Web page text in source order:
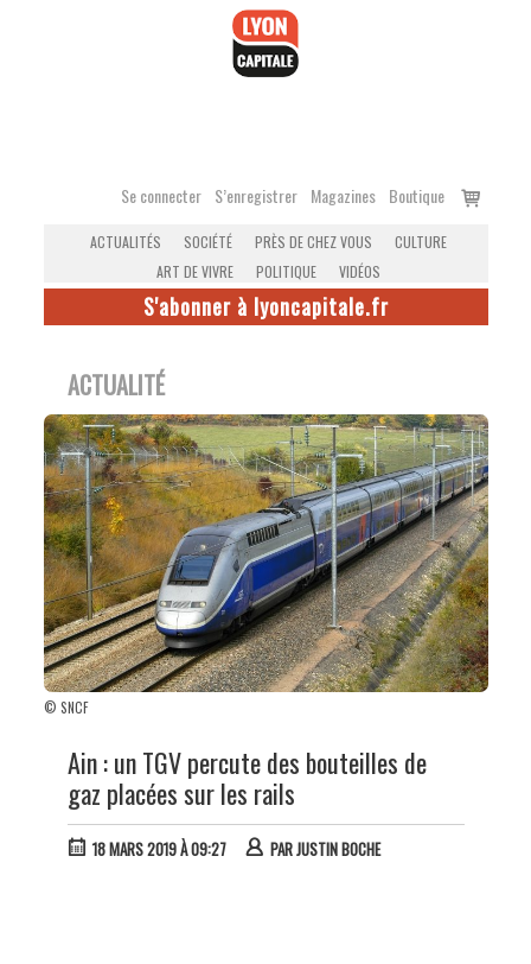
Se connecter S’enregistrer Magazines Boutique
Voir
ACTUALITÉS SOCIÉTÉ PRÈS DE CHEZ VOUS
CULTURE
ART DE VIVRE
POLITIQUE VIDÉOS
S'abonner à lyoncapitale.fr
ACTUALITÉ
© SNCF
Ain : un TGV percute des bouteilles de
gaz placées sur les rails
18 MARS 2019 À 09:27 PARJUSTIN BOCHE